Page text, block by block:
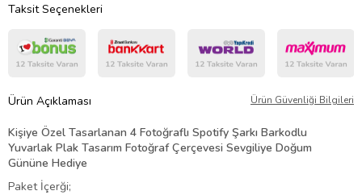
Taksit Seçenekleri
Ürün Açıklaması Ürün Güvenliği Bilgileri
Kişiye Özel Tasarlanan 4 Fotoğraflı Spotify Şarkı Barkodlu
Yuvarlak Plak Tasarım Fotoğraf Çerçevesi Sevgiliye Doğum
Gününe Hediye
Paket İçerği;